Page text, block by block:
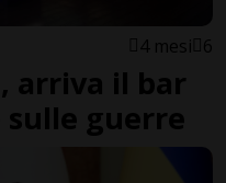
4 mesi 6
arriva il bar
guerre